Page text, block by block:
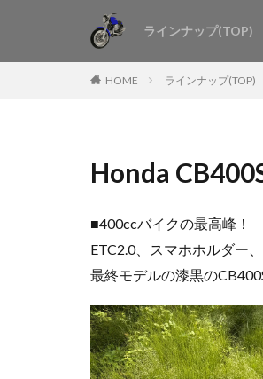
ラインナップ(TOP)
HOME ラインナップ(TOP)
Honda
■400ccバイクの最高峰！
ETC2.0、スマホホルダー
最終モデルの漆黒の